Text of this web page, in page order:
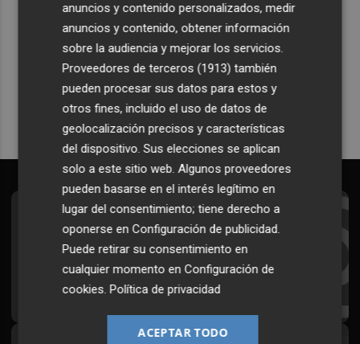
Recibe toda la actualidad de
Plaza Podcast en tu correo
Quiero suscribirme
Suscríbete al Boletín
Todos los días a primera hora en tu email
¡Quiero suscribirme!
anuncios y contenido personalizados, medir
anuncios y contenido, obtener información
sobre la audiencia y mejorar los servicios.
Proveedores de terceros (1913) también
pueden procesar sus datos para estos y
otros fines, incluido el uso de datos de
geolocalización precisos y características
del dispositivo. Sus elecciones se aplican
solo a este sitio web. Algunos proveedores
pueden basarse en el interés legítimo en
lugar del consentimiento; tiene derecho a
oponerse enConfiguración de publicidad.
Puede retirar su consentimiento en
cualquier momento enConfiguración de
cookies.Política de privacidad
ACEPTAR TODO